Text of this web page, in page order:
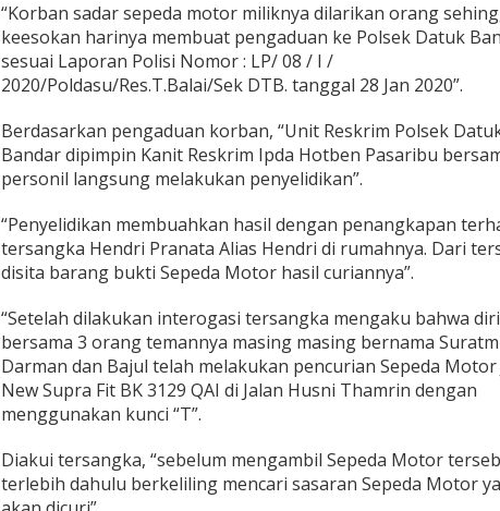
“Korban sadar sepeda motor miliknya dilarikan orang
keesokan harinya membuat pengaduan ke Polsek Datuk
sesuai Laporan Polisi Nomor : LP/ 08 / I /
2020/Poldasu/Res.T.Balai/Sek DTB. tanggal 28 Jan 2020”.
Berdasarkan pengaduan korban, “Unit Reskrim Polsek
Bandar dipimpin Kanit Reskrim Ipda Hotben Pasaribu
personil langsung melakukan penyelidikan”.
“Penyelidikan membuahkan hasil dengan penangkapan
tersangka Hendri Pranata Alias Hendri di rumahnya. Dari
disita barang bukti Sepeda Motor hasil curiannya”.
“Setelah dilakukan interogasi tersangka mengaku bahwa
bersama 3 orang temannya masing masing bernama
Darman dan Bajul telah melakukan pencurian Sepeda Motor
New Supra Fit BK 3129 QAI di Jalan Husni Thamrin dengan
menggunakan kunci “T”.
Diakui tersangka, “sebelum mengambil Sepeda Motor
terlebih dahulu berkeliling mencari sasaran Sepeda Motor